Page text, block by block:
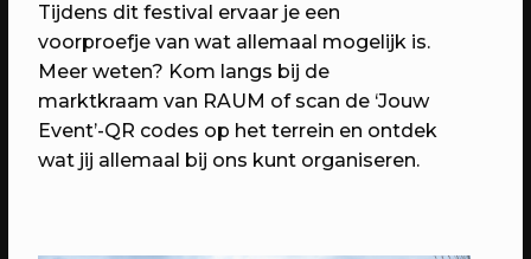
28/04/2024
Pleinotheek - Meivakantie zondag
Vier vakantie bij de Pleinotheek!
Tijdens dit festival ervaar je een
voorproefje van wat allemaal mogelijk is.
Meer weten? Kom langs bij de
marktkraam van RAUM of scan de ‘Jouw
Event’-QR codes op het terrein en ontdek
wat jij allemaal bij ons kunt organiseren.